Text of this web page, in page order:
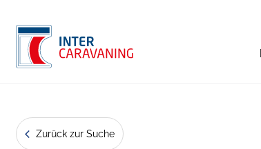
Zurück zur Suche